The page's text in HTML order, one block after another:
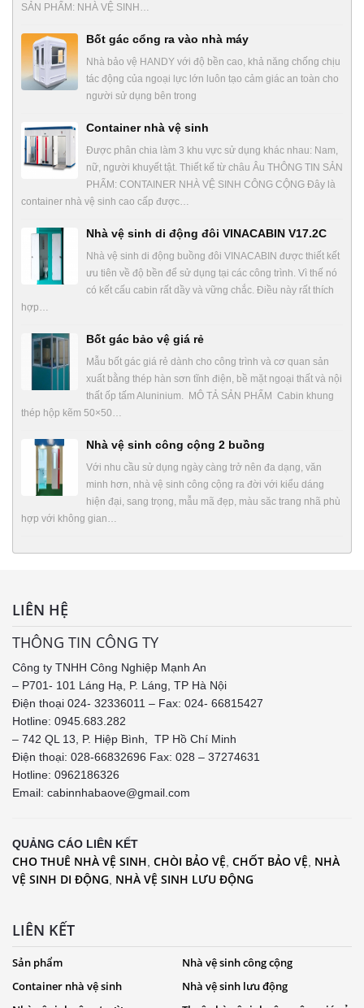
SẢN PHẨM: NHÀ VỆ SINH…
Bốt gác cổng ra vào nhà máy
Nhà bảo vệ HANDY với độ bền cao, khả năng chống chịu
tác động của ngoại lực lớn luôn tạo cảm giác an toàn cho
người sử dụng bên trong
Container nhà vệ sinh
Được phân chia làm 3 khu vực sử dụng khác nhau: Nam,
nữ, người khuyết tật. Thiết kế từ châu Âu THÔNG TIN SẢN
PHẨM: CONTAINER NHÀ VỆ SINH CÔNG CỘNG Đây là
container nhà vệ sinh cao cấp được…
Nhà vệ sinh di động đôi VINACABIN V17.2C
Nhà vệ sinh di động buồng đôi VINACABIN được thiết kết
ưu tiên về độ bền để sử dụng tại các công trình. Vì thế nó
có kết cấu cabin rất dầy và vững chắc. Điều này rất thích
hợp…
Bốt gác bảo vệ giá rẻ
Mẫu bốt gác giá rẻ dành cho công trình và cơ quan sản
xuất bằng thép hàn sơn tĩnh điện, bề mặt ngoại thất và nội
thất ốp tấm Aluninium. MÔ TẢ SẢN PHẨM Cabin khung
thép hộp kẽm 50×50…
Nhà vệ sinh công cộng 2 buồng
Với nhu cầu sử dụng ngày càng trở nên đa dạng, văn
minh hơn, nhà vệ sinh công cộng ra đời với kiểu dáng
hiện đại, sang trọng, mẫu mã đẹp, màu săc trang nhã phù
hợp với không gian…
LIÊN HỆ
THÔNG TIN CÔNG TY
Công ty TNHH Công Nghiệp Mạnh An
– P701- 101 Láng Hạ, P. Láng, TP Hà Nội
Điện thoại 024- 32336011 – Fax: 024- 66815427
Hotline: 0945.683.282
– 742 QL 13, P. Hiệp Bình, TP Hồ Chí Minh
Điện thoại: 028-66832696 Fax: 028 – 37274631
Hotline: 0962186326
Email: cabinnhabaove@gmail.com
QUẢNG CÁO LIÊN KẾT
CHO THUÊ NHÀ VỆ SINH CHÒI BẢO VỆ CHỐT BẢO VỆ NHÀ
VỆ SINH DI ĐỘNG NHÀ VỆ SINH LƯU ĐỘNG
LIÊN KẾT
Sản phẩm
Nhà vệ sinh công cộng
Container nhà vệ sinh
Nhà vệ sinh lưu động